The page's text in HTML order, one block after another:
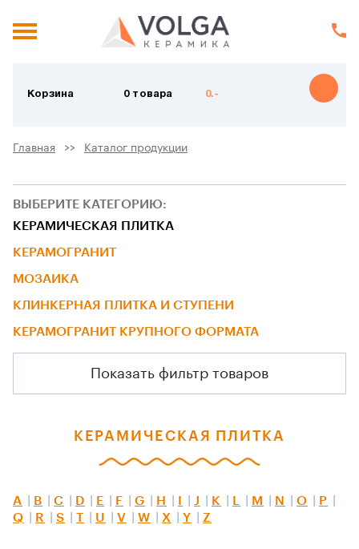
Корзина 0 товара 0.-
Главная Каталог продукции
ВЫБЕРИТЕ КАТЕГОРИЮ:
КЕРАМИЧЕСКАЯ ПЛИТКА
КЕРАМОГРАНИТ
МОЗАИКА
КЛИНКЕРНАЯ ПЛИТКА И СТУПЕНИ
КЕРАМОГРАНИТ КРУПНОГО ФОРМАТА
Показать фильтр товаров
КЕРАМИЧЕСКАЯ ПЛИТКА
A B C D E F G H J K M N O
P
Q
R S T U V W X Y Z